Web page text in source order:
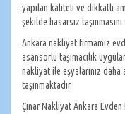
yapılan kaliteli ve dikkatli
şekilde hasarsız
Ankara nakliyat firmamız
asansörlü taşımacılık
nakliyat ile eşyalarınız
taşınmaktadır.
Çınar Nakliyat Ankara